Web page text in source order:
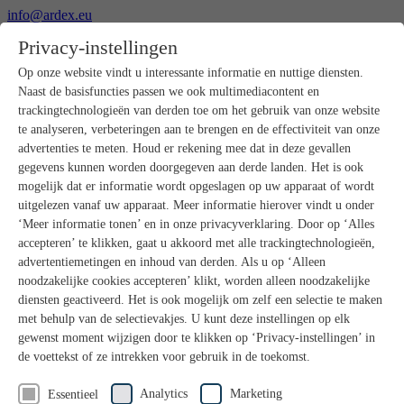
info@ardex.eu
Nederlands
Français
Producten
Productoverzicht
Ruwbouw
Dekvloeren
Voorbereiding ondergrond
Vloeregalisaties
Afdichtingen
Tegellijmen
Voegmortels
Voegen / Siliconen
Montagelijmen
Natuursteenprogramma
Vloerbedekkings- en parketlijmen
Wandegalesaties
Accessoires
PANDOMO®
Badkamerrenovatie met wedi
Privacy-instellingen
Op onze website vindt u interessante informatie en nuttige diensten.
Naast de basisfuncties passen we ook multimediacontent en
trackingtechnologieën van derden toe om het gebruik van onze website
te analyseren, verbeteringen aan te brengen en de effectiviteit van onze
advertenties te meten. Houd er rekening mee dat in deze gevallen
gegevens kunnen worden doorgegeven aan derde landen. Het is ook
mogelijk dat er informatie wordt opgeslagen op uw apparaat of wordt
uitgelezen vanaf uw apparaat. Meer informatie hierover vindt u onder
‘Meer informatie tonen’ en in onze privacyverklaring. Door op ‘Alles
accepteren’ te klikken, gaat u akkoord met alle trackingtechnologieën,
advertentiemetingen en inhoud van derden. Als u op ‘Alleen
noodzakelijke cookies accepteren’ klikt, worden alleen noodzakelijke
diensten geactiveerd. Het is ook mogelijk om zelf een selectie te maken
met behulp van de selectievakjes. U kunt deze instellingen op elk
gewenst moment wijzigen door te klikken op ‘Privacy-instellingen’ in
de voettekst of ze intrekken voor gebruik in de toekomst.
Essentieel Analytics Marketing